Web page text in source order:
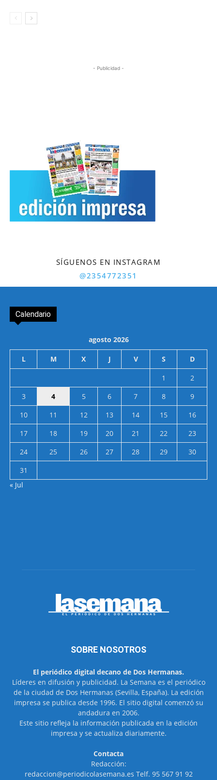
- Publicidad -
SÍGUENOS EN INSTAGRAM
@2354772351
Calendario
agosto 2026
L M X J V S D
1
2
3
4 5 6 7 8
9
10
11 12 13 14 15
16
17
18 19 20 21 22
23
24
25 26 27 28 29
30
31
« Jul
SOBRE NOSOTROS
El periódico digital decano de Dos Hermanas.
Líderes en difusión y publicidad. La Semana es el periódico
de la ciudad de Dos Hermanas (Sevilla, España). La edición
impresa se publica desde 1996. El sitio digital comenzó su
andadura en 2006.
Este sitio refleja la información publicada en la edición
impresa y se actualiza diariamente.
Contacta
Redacción:
redaccion@periodicolasemana.es Telf. 95 567 91 92